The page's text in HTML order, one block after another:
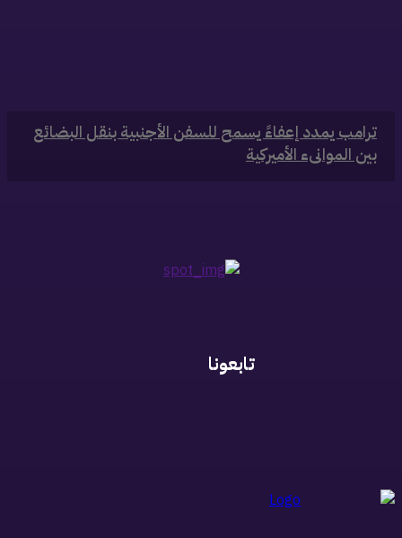
‏ترامب يمدد إعفاءً يسمح للسفن الأجنبية بنقل البضائع
بين الموانىء الأميركية
تابعونا